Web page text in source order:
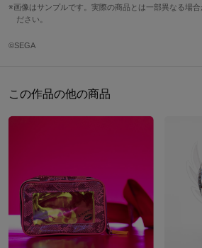
スマートフォンやICカードなどが収まるシ
ちょっとしたお出かけのバッグや、スマホ
※過度に重いものや尖ったものを入れたり
素材／ 合成皮革、ポリエステル
高さ 幅 奥行
画像はサンプルです。実際の商品とは一部異なる場
ださい。
©SEGA
この作品の他の商品